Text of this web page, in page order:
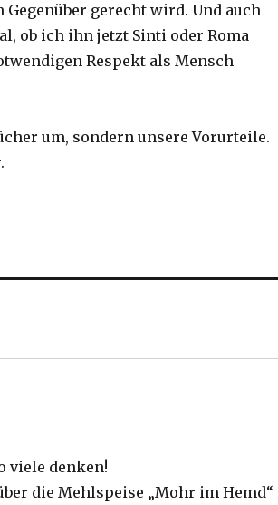
gerecht wird. Und auch
ob ich ihn jetzt Sinti oder Roma
Respekt als Mensch
um, sondern unsere Vorurteile.
viele denken!
die Mehlspeise „Mohr im Hemd“